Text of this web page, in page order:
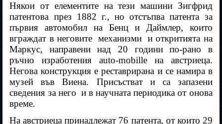
Някои от елементите на тези машини Зигфрид
патентова през 1882 г., но отстъпва патента за
първия автомобил на Бенц и Даймлер, които
вграждат в неговите механизми и откритията на
Маркус, направени над 20 години по-рано в
ръчно изработения auto-mobille на австриеца.
Негова конструкция е реставрирана и се намира в
музей във Виена. Присъстват и са запазени
сведения за него и в научната периодика от онова
време.
На австриеца принадлежат 76 патента, от които 29